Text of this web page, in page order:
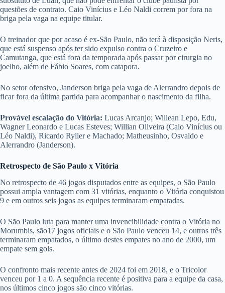
questões de contrato. Caio Vinícius e Léo Naldi correm por fora na
briga pela vaga na equipe titular.
O treinador que por acaso é ex-São Paulo, não terá à disposição Neris,
que está suspenso após ter sido expulso contra o Cruzeiro e
Camutanga, que está fora da temporada após passar por cirurgia no
joelho, além de Fábio Soares, com catapora.
No setor ofensivo, Janderson briga pela vaga de Alerrandro depois de
ficar fora da última partida para acompanhar o nascimento da filha.
Provável escalação do Vitória: Lucas Arcanjo; Willean Lepo, Edu,
Wagner Leonardo e Lucas Esteves; Willian Oliveira (Caio Vinícius ou
Léo Naldi), Ricardo Ryller e Machado; Matheusinho, Osvaldo e
Alerrandro (Janderson).
Retrospecto de São Paulo x Vitória
No retrospecto de 46 jogos disputados entre as equipes, o São Paulo
possui ampla vantagem com 31 vitórias, enquanto o Vitória conquistou
9 e em outros seis jogos as equipes terminaram empatadas.
O São Paulo luta para manter uma invencibilidade contra o Vitória no
Morumbis, são17 jogos oficiais e o São Paulo venceu 14, e outros três
terminaram empatados, o último destes empates no ano de 2000, um
empate sem gols.
O confronto mais recente antes de 2024 foi em 2018, e o Tricolor
venceu por 1 a 0. A sequência recente é positiva para a equipe da casa,
nos últimos cinco jogos são cinco vitórias.